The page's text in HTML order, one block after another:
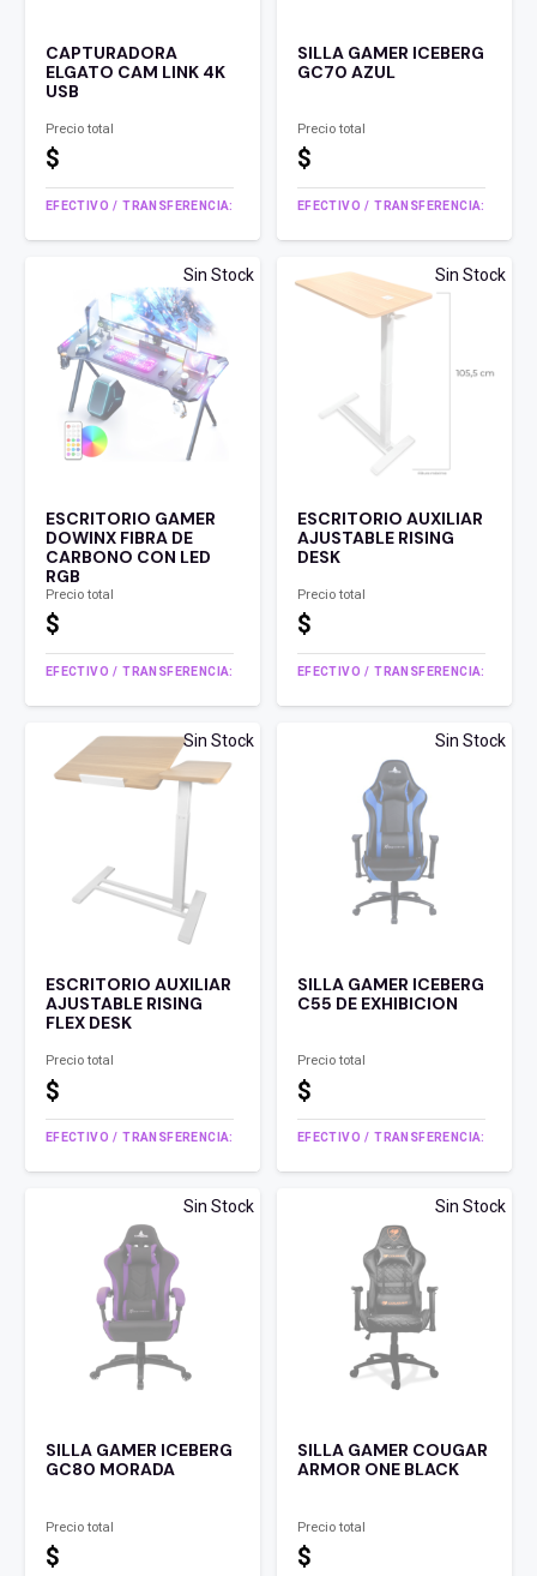
CAPTURADORA
ELGATO CAM LINK 4K
USB
Precio total
$
EFECTIVO / TRANSFERENCIA:
SILLA GAMER ICEBERG
GC70 AZUL
Precio total
$
EFECTIVO / TRANSFERENCIA:
Sin Stock
ESCRITORIO GAMER
DOWINX FIBRA DE
CARBONO CON LED
RGB
Precio total
$
EFECTIVO / TRANSFERENCIA:
Sin Stock
ESCRITORIO AUXILIAR
AJUSTABLE RISING
DESK
Precio total
$
EFECTIVO / TRANSFERENCIA:
Sin Stock
ESCRITORIO AUXILIAR
AJUSTABLE RISING
FLEX DESK
Precio total
$
EFECTIVO / TRANSFERENCIA:
Sin Stock
SILLA GAMER ICEBERG
C55 DE EXHIBICION
Precio total
$
EFECTIVO / TRANSFERENCIA:
Sin Stock
SILLA GAMER ICEBERG
GC80 MORADA
Precio total
$
Sin Stock
SILLA GAMER COUGAR
ARMOR ONE BLACK
Precio total
$